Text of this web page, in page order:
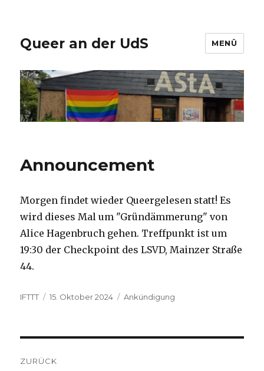
Queer an der UdS MENÜ
Announcement
Morgen findet wieder Queergelesen statt! Es
wird dieses Mal um "Gründämmerung" von
Alice Hagenbruch gehen. Treffpunkt ist um
19:30 der Checkpoint des LSVD, Mainzer Straße
44.
Autor
IFTTT
Veröffentlicht
15. Oktober 2024 Kategorien
Ankündigung
ZURÜCK